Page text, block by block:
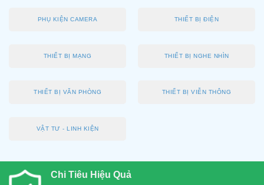
PHỤ KIỆN CAMERA THIẾT BỊ ĐIỆN
THIẾT BỊ MẠNG THIẾT BỊ NGHE NHÌN
THIẾT BỊ VĂN PHÒNG THIẾT BỊ VIỄN THÔNG
VẬT TƯ - LINH KIỆN
Chi Tiêu Hiệu Quả